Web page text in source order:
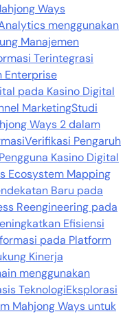
Ways
menggunakan
Manajemen
Terintegrasi
Enterprise
pada Kasino Digital
MarketingStudi
Ways 2 dalam
Verifikasi Pengaruh
Kasino Digital
Ecosystem Mapping
Baru pada
Reengineering pada
Efisiensi
pada Platform
Kinerja
menggunakan
TeknologiEksplorasi
Mahjong Ways untuk